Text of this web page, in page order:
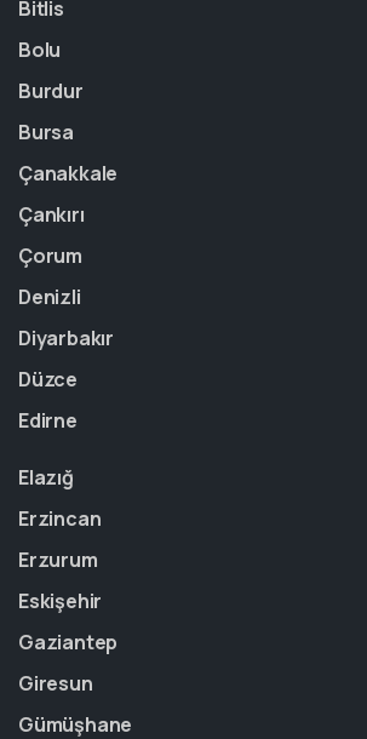
Bitlis
Bolu
Burdur
Bursa
Çanakkale
Çankırı
Çorum
Denizli
Diyarbakır
Düzce
Edirne
Elazığ
Erzincan
Erzurum
Eskişehir
Gaziantep
Giresun
Gümüşhane